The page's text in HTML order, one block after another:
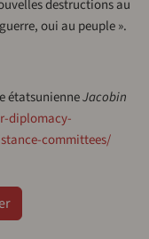
destructions au
oui au peuple ».
étatsunienneJacobin
diplomacy-
committees/